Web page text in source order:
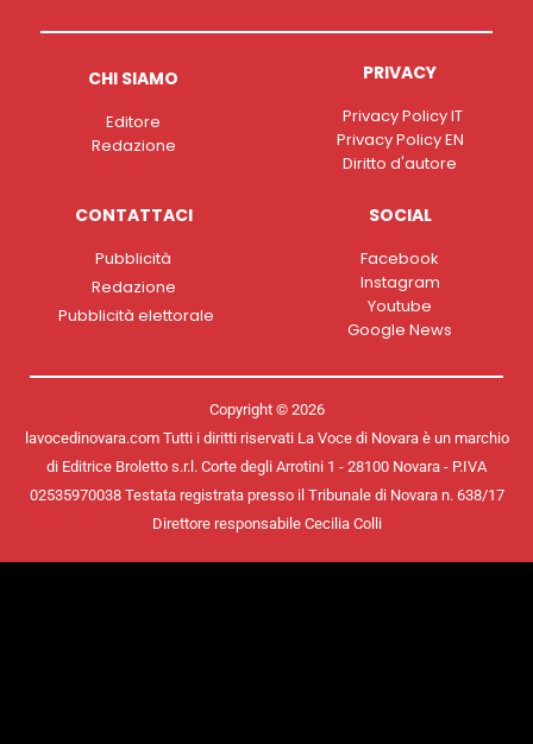
CHI SIAMO
Editore
Redazione
PRIVACY
Privacy Policy IT
Privacy Policy EN
Diritto d'autore
CONTATTACI
Pubblicità
Redazione
Pubblicità elettorale
SOCIAL
Facebook
Instagram
Youtube
Google News
Copyright © 2026
lavocedinovara.com Tutti i diritti riservati La Voce di Novara è un marchio
di Editrice Broletto s.r.l. Corte degli Arrotini 1 - 28100 Novara - P.IVA
02535970038 Testata registrata presso il Tribunale di Novara n. 638/17
Direttore responsabile Cecilia Colli